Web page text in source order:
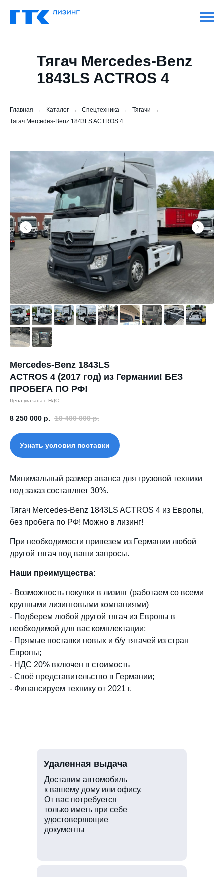
Тягач Mercedes-Benz
1843LS ACTROS 4
Главная → Каталог → Спецтехника → Тягачи →
Тягач Mercedes-Benz 1843LS ACTROS 4
Mercedes-Benz 1843LS
ACTROS 4 (2017 год) из Германии! БЕЗ
ПРОБЕГА ПО РФ!
Цена указана с НДС
8 250 000 р. 10 400 000 р.
Узнать условия поставки
Минимальный размер аванса для грузовой техники
под заказ составляет 30%.
Тягач Mercedes-Benz 1843LS ACTROS 4 из Европы,
без пробега по РФ! Можно в лизинг!
При необходимости привезем из Германии любой
другой тягач под ваши запросы.
Наши преимущества:
- Возможность покупки в лизинг (работаем со всеми
крупными лизинговыми компаниями)
- Подберем любой другой тягач из Европы в
необходимой для вас комплектации;
- Прямые поставки новых и б/у тягачей из стран
Европы;
- НДС 20% включен в стоимость
- Своё представительство в Германии;
- Финансируем технику от 2021 г.
Доставим автомобиль
к вашему дому или офису.
От вас потребуется
только иметь при себе
удостоверяющие
документы
Удаленная выдача